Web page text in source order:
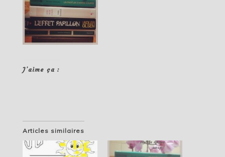
J’aime ça :
Articles similaires